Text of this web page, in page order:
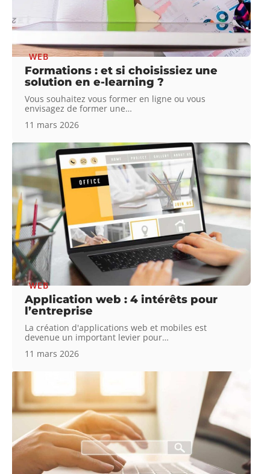
WEB
Formations : et si choisissiez une
solution en e-learning ?
Vous souhaitez vous former en ligne ou vous
envisagez de former une…
11 mars 2026
WEB
Application web : 4 intérêts pour
l’entreprise
La création d'applications web et mobiles est
devenue un important levier pour…
11 mars 2026